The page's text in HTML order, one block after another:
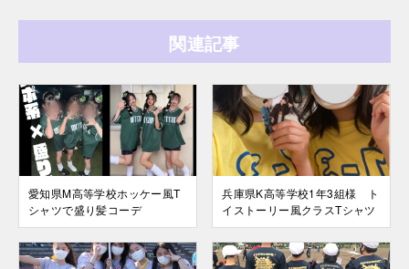
関連記事
愛知県M高等学校ホッケー風T
シャツで盛り髪コーデ
兵庫県K高等学校1年3組様 ト
イストーリー風クラスTシャツ